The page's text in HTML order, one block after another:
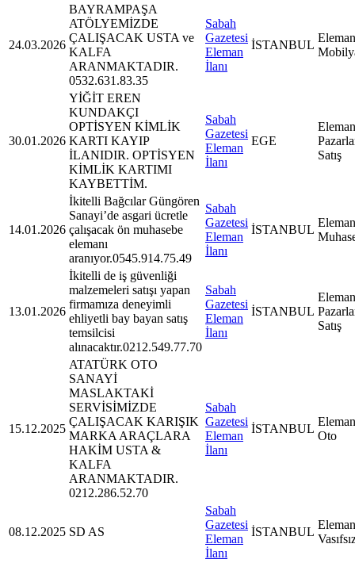
24.03.2026
BAYRAMPAŞA
ATÖLYEMİZDE
ÇALIŞACAK USTA ve
KALFA
ARANMAKTADIR.
0532.631.83.35
Sabah
Gazetesi
Eleman
İlanı
İSTANBUL
30.01.2026
YİĞİT EREN
KUNDAKÇI
OPTİSYEN KİMLİK
KARTI KAYIP
İLANIDIR. OPTİSYEN
KİMLİK KARTIMI
KAYBETTİM.
Sabah
Gazetesi
Eleman
İlanı
EGE
Satış
14.01.2026
İkitelli Bağcılar Güngören
Sanayi’de asgari ücretle
çalışacak ön muhasebe
elemanı
aranıyor.0545.914.75.49
Sabah
Gazetesi
Eleman
İlanı
İSTANBUL
13.01.2026
İkitelli de iş güvenliği
malzemeleri satışı yapan
firmamıza deneyimli
ehliyetli bay bayan satış
temsilcisi
alınacaktır.0212.549.77.70
Sabah
Gazetesi
Eleman
İlanı
İSTANBUL
Satış
15.12.2025
ATATÜRK OTO
SANAYİ
MASLAKTAKİ
SERVİSİMİZDE
ÇALIŞACAK KARIŞIK
MARKA ARAÇLARA
HAKİM USTA &
KALFA
ARANMAKTADIR.
0212.286.52.70
Sabah
Gazetesi
Eleman
İlanı
İSTANBUL
Oto
08.12.2025 SD AS
Sabah
Gazetesi
Eleman
İlanı
İSTANBUL